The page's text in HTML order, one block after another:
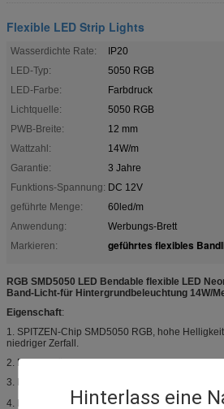
Hinterlass eine
Flexible LED Strip Lights
Wasserdichte Rate:
IP20
LED-Typ:
5050 RGB
LED-Farbe:
Farbdruck
Lichtquelle:
5050 RGB
PWB-Breite:
12 mm
Wattzahl:
14W/m
Garantie:
3 Jahre
Funktions-Spannung: DC 12V
geführte Menge:
60led/m
Anwendung:
Werbungs-Brett
Markieren:
geführtes flexibles
RGB SMD5050 LED Bendable flexible LED
Band-Licht-für Hintergrundbeleuchtung 14W/
Eigenschaft:
1. SPITZEN-Chip SMD5050 RGB, hohe
niedriger Zerfall.
2. Einfach, für irgendwie verbiegen zu installieren
3. Leistungsaufnahme der geringen Energie,
4. Betriebstemperatur: -40℃ - 50℃